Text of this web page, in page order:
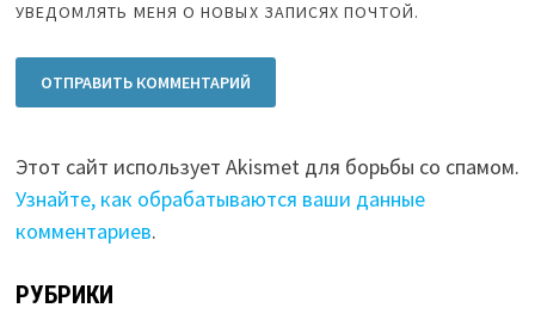
УВЕДОМЛЯТЬ МЕНЯ О НОВЫХ ЗАПИСЯХ ПОЧТОЙ.
Этот сайт использует Akismet для борьбы со спамом.
Узнайте, как обрабатываются ваши данные
комментариев.
РУБРИКИ